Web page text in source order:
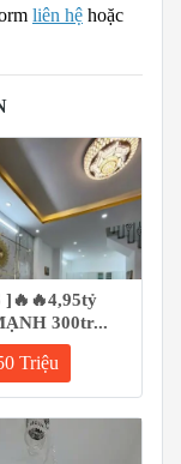
liên hệ hoặc
]🔥🔥4,95tỷ
300tr...
Triệu